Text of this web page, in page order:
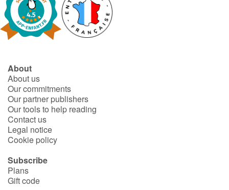
About
About us
Our commitments
Our partner publishers
Our tools to help reading
Contact us
Legal notice
Cookie policy
Subscribe
Plans
Gift code